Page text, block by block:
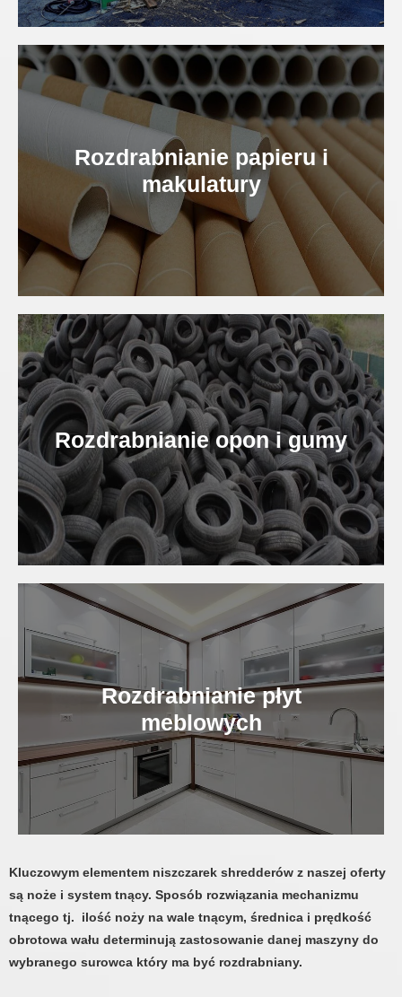
Rozdrabnianie papieru i
makulatury
Rozdrabnianie opon i gumy
Rozdrabnianie płyt
meblowych
Kluczowym elementem niszczarek shredderów z naszej oferty
są noże i system tnący. Sposób rozwiązania mechanizmu
tnącego tj. ilość noży na wale tnącym, średnica i prędkość
obrotowa wału determinują zastosowanie danej maszyny do
wybranego surowca który ma być rozdrabniany.